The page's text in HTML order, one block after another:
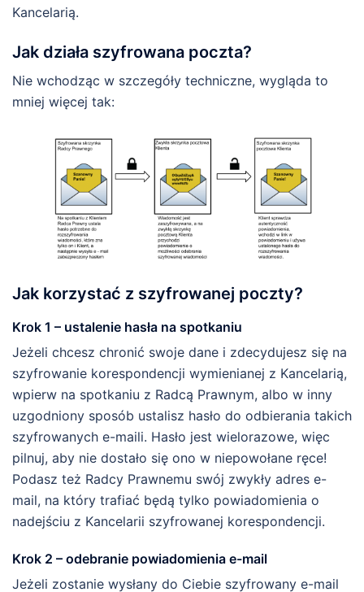
Kancelarią.
Jak działa szyfrowana poczta?
Nie wchodząc w szczegóły techniczne, wygląda to
mniej więcej tak:
Jak korzystać z szyfrowanej poczty?
Krok 1 – ustalenie hasła na spotkaniu
Jeżeli chcesz chronić swoje dane i zdecydujesz się na
szyfrowanie korespondencji wymienianej z Kancelarią,
wpierw na spotkaniu z Radcą Prawnym, albo w inny
uzgodniony sposób ustalisz hasło do odbierania takich
szyfrowanych e-maili. Hasło jest wielorazowe, więc
pilnuj, aby nie dostało się ono w niepowołane ręce!
Podasz też Radcy Prawnemu swój zwykły adres e-
mail, na który trafiać będą tylko powiadomienia o
nadejściu z Kancelarii szyfrowanej korespondencji.
Krok 2 – odebranie powiadomienia e-mail
Jeżeli zostanie wysłany do Ciebie szyfrowany e-mail